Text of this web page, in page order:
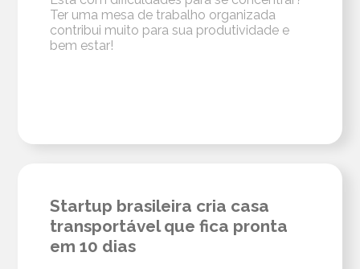
Ter uma mesa de trabalho organizada
contribui muito para sua produtividade e
bem estar!
Startup brasileira cria casa
transportável que fica pronta
em 10 dias